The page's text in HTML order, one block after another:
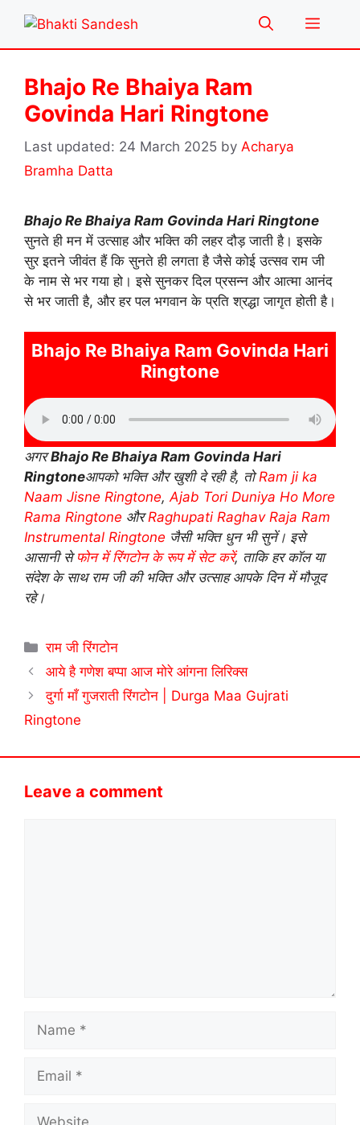
content
Menu
Bhajo Re Bhaiya Ram
Govinda Hari Ringtone
24 March 2025 by Acharya
Bramha Datta
Bhajo Re Bhaiya Ram Govinda Hari Ringtone
सुनते ही मन में उत्साह और भक्ति की लहर दौड़ जाती है। इसके
सुर इतने जीवंत हैं कि सुनते ही लगता है जैसे कोई उत्सव राम जी
के नाम से भर गया हो। इसे सुनकर दिल प्रसन्न और आत्मा आनंद
से भर जाती है, और हर पल भगवान के प्रति श्रद्धा जागृत होती है।
Bhajo Re Bhaiya Ram Govinda Hari
Ringtone
अगरBhajo Re Bhaiya Ram Govinda Hari
Ringtoneआपको भक्ति और खुशी दे रही है, तोRam ji ka
Naam Jisne Ringtone,Ajab Tori Duniya Ho More
Rama Ringtone औरRaghupati Raghav Raja Ram
Instrumental Ringtone जैसी भक्ति धुन भी सुनें। इसे
आसानी से फोन में रिंगटोन के रूप में सेट करें, ताकि हर कॉल या
संदेश के साथ राम जी की भक्ति और उत्साह आपके दिन में मौजूद
रहे।
Categories
राम जी रिंगटोन
आये है गणेश बप्पा आज मोरे आंगना लिरिक्स
दुर्गा माँ गुजराती रिंगटोन | Durga Maa Gujrati
Ringtone
Leave a comment
Name
Email
Website